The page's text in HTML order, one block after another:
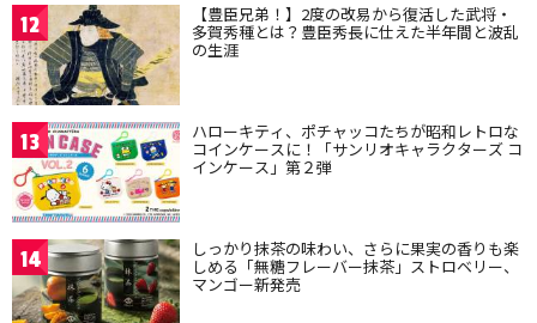
12 【豊臣兄弟！】2度の改易から復活した武将・
多賀秀種とは？豊臣秀長に仕えた半年間と波乱
の生涯
13 ハローキティ、ポチャッコたちが昭和レトロな
コインケースに！「サンリオキャラクターズ コ
インケース」第２弾
14 しっかり抹茶の味わい、さらに果実の香りも楽
しめる「無糖フレーバー抹茶」ストロベリー、
マンゴー新発売